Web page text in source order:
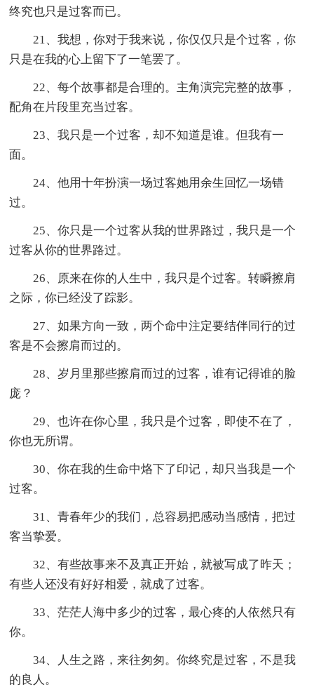
终究也只是过客而已。
21、我想，你对于我来说，你仅仅只是个过客，你
只是在我的心上留下了一笔罢了。
22、每个故事都是合理的。主角演完完整的故事，
配角在片段里充当过客。
23、我只是一个过客，却不知道是谁。但我有一
面。
24、他用十年扮演一场过客她用余生回忆一场错
过。
25、你只是一个过客从我的世界路过，我只是一个
过客从你的世界路过。
26、原来在你的人生中，我只是个过客。转瞬擦肩
之际，你已经没了踪影。
27、如果方向一致，两个命中注定要结伴同行的过
客是不会擦肩而过的。
28、岁月里那些擦肩而过的过客，谁有记得谁的脸
庞？
29、也许在你心里，我只是个过客，即使不在了，
你也无所谓。
30、你在我的生命中烙下了印记，却只当我是一个
过客。
31、青春年少的我们，总容易把感动当感情，把过
客当挚爱。
32、有些故事来不及真正开始，就被写成了昨天；
有些人还没有好好相爱，就成了过客。
33、茫茫人海中多少的过客，最心疼的人依然只有
你。
34、人生之路，来往匆匆。你终究是过客，不是我
的良人。